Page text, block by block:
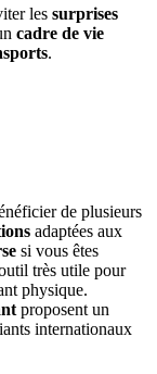
les surprises
cadre de vie
.
de plusieurs
adaptées aux
si vous êtes
très utile pour
physique.
proposent un
internationaux